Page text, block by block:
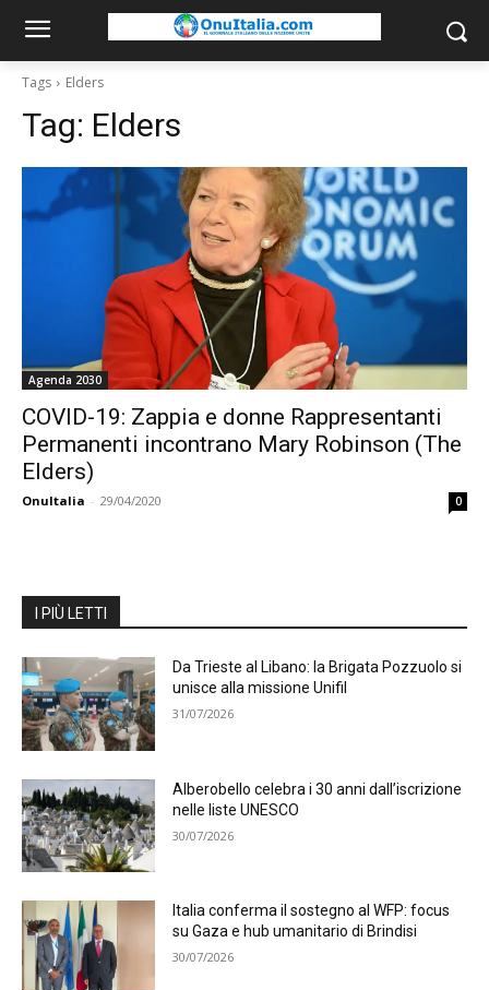
Tags Elders
Tag: Elders
Agenda 2030
COVID-19: Zappia e donne Rappresentanti
Permanenti incontrano Mary Robinson (The
Elders)
OnuItalia - 29/04/2020 0
I PIÙ LETTI
Da Trieste al Libano: la Brigata Pozzuolo si
unisce alla missione Unifil
31/07/2026
Alberobello celebra i 30 anni dall’iscrizione
nelle liste UNESCO
30/07/2026
Italia conferma il sostegno al WFP: focus
su Gaza e hub umanitario di Brindisi
30/07/2026